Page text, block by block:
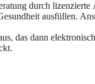
durch lizenzierte
ausfüllen.
das dann